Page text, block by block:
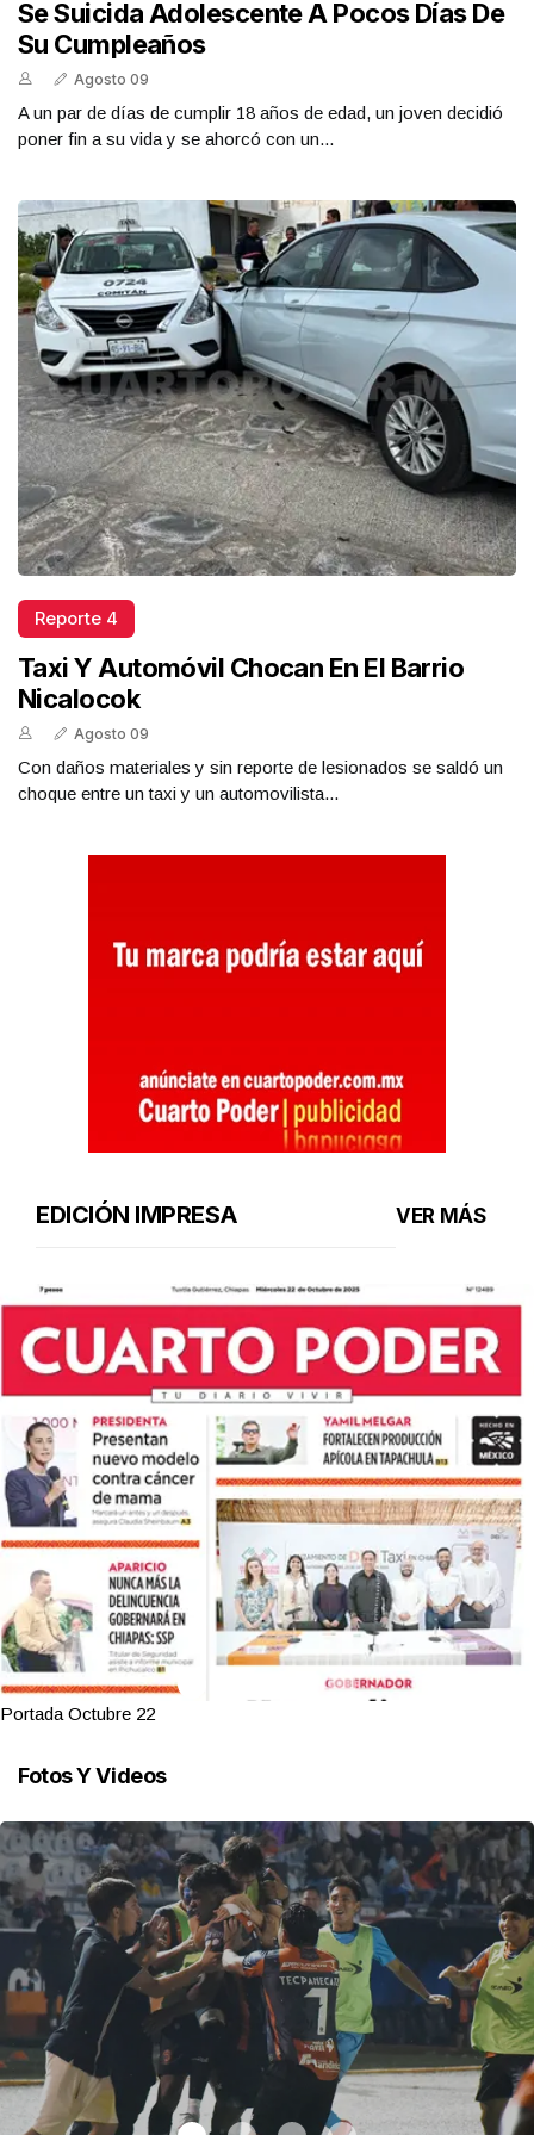
Se Suicida Adolescente A Pocos Días De
Su Cumpleaños
Agosto 09
A un par de días de cumplir 18 años de edad, un joven decidió
poner fin a su vida y se ahorcó con un...
Reporte 4
Taxi Y Automóvil Chocan En El Barrio
Nicalocok
Agosto 09
Con daños materiales y sin reporte de lesionados se saldó un
choque entre un taxi y un automovilista...
EDICIÓN IMPRESA VER MÁS
Portada Octubre 22
Fotos Y Videos